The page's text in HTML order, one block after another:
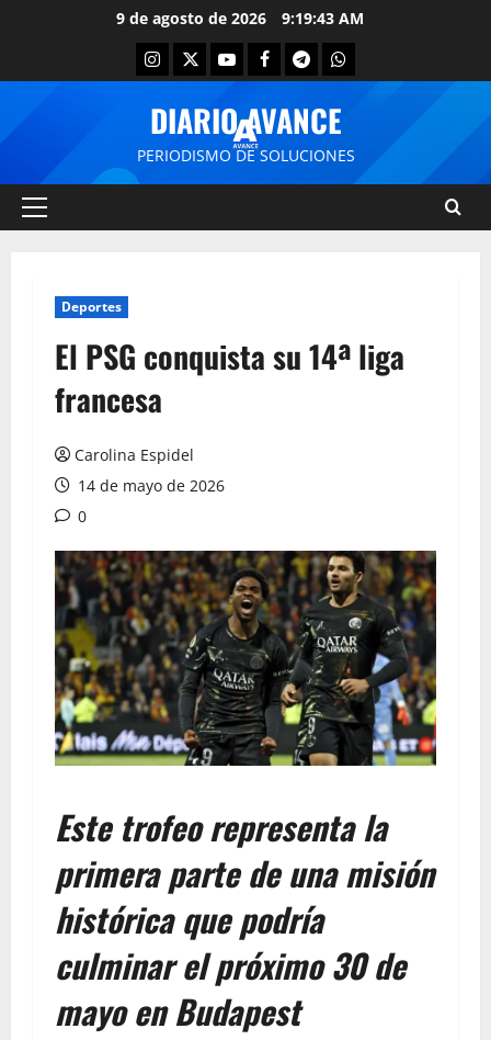
9 de agosto de 2026 9:19:43 AM
DIARIO AVANCE
PERIODISMO DE SOLUCIONES
Deportes
El PSG conquista su 14ª liga
francesa
Carolina Espidel
14 de mayo de 2026
0
Este trofeo representa la
primera parte de una misión
histórica que podría
culminar el próximo 30 de
mayo en Budapest